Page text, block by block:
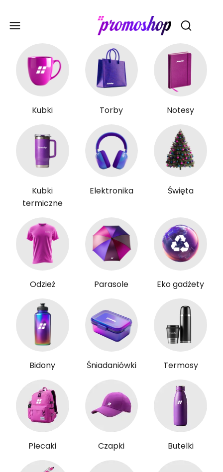
Otwórz
Kubki Torby Notesy
Kubki
termiczne
Elektronika Święta
Odzież Parasole Eko gadżety
Bidony Śniadaniówki Termosy
Plecaki Czapki Butelki